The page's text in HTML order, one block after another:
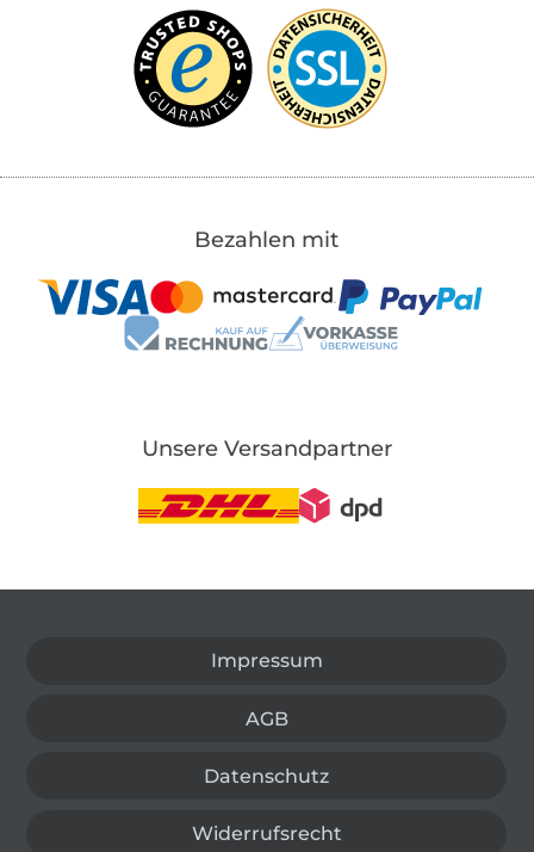
Bezahlen mit
Unsere Versandpartner
Impressum
AGB
Datenschutz
Widerrufsrecht